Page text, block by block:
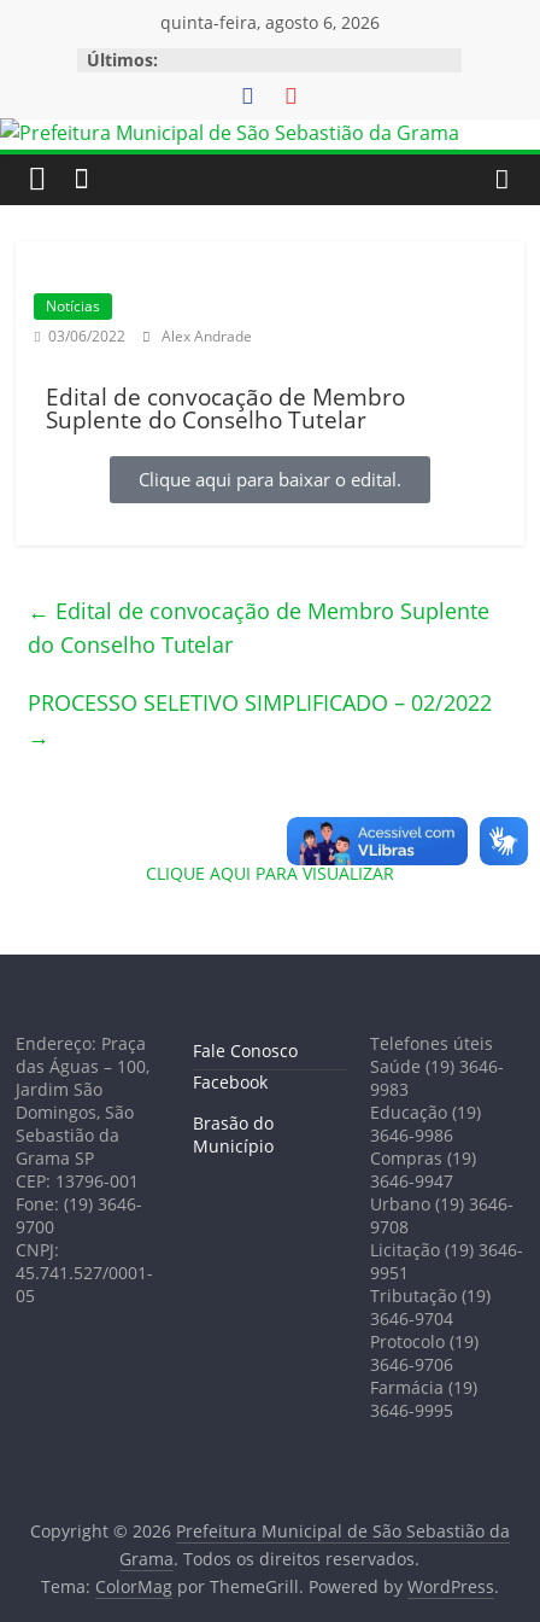
quinta-feira, agosto 6, 2026
Últimos:
Notícias
03/06/2022
Alex Andrade
Edital de convocação de Membro
Suplente do Conselho Tutelar
Clique aqui para baixar o edital.
← Edital de convocação de Membro Suplente
do Conselho Tutelar
PROCESSO SELETIVO SIMPLIFICADO – 02/2022
→
CLIQUE AQUI PARA VISUALIZAR
Endereço: Praça
das Águas – 100,
Jardim São
Domingos, São
Sebastião da
Grama SP
CEP: 13796-001
Fone: (19) 3646-
9700
CNPJ:
45.741.527/0001-
05
Fale Conosco
Facebook
Brasão do
Município
Telefones úteis
Saúde (19) 3646-
9983
Educação (19)
3646-9986
Compras (19)
3646-9947
Urbano (19) 3646-
9708
Licitação (19) 3646-
9951
Tributação (19)
3646-9704
Protocolo (19)
3646-9706
Farmácia (19)
3646-9995
Copyright © 2026 Prefeitura Municipal de São Sebastião da
Grama. Todos os direitos reservados.
Tema: ColorMagpor ThemeGrill. Powered by WordPress.